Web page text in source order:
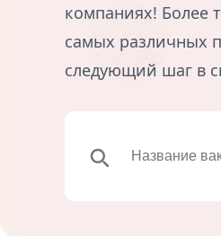
компаниях! Более
самых различных
следующий шаг в
search